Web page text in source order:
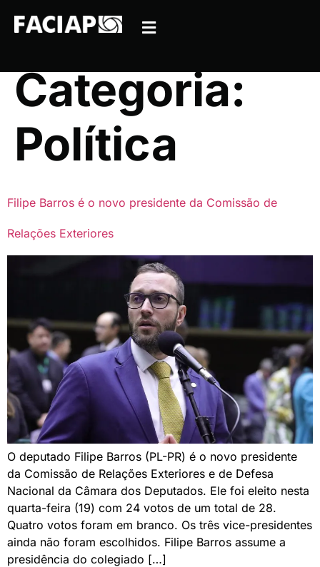
Categoria:
Política
Filipe Barros é o novo presidente da Comissão de
Relações Exteriores
O deputado Filipe Barros (PL-PR) é o novo presidente
da Comissão de Relações Exteriores e de Defesa
Nacional da Câmara dos Deputados. Ele foi eleito nesta
quarta-feira (19) com 24 votos de um total de 28.
Quatro votos foram em branco. Os três vice-presidentes
ainda não foram escolhidos. Filipe Barros assume a
presidência do colegiado […]